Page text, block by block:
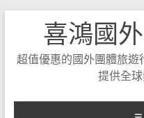
喜鴻國
超值優惠的國外團體旅遊
提供全